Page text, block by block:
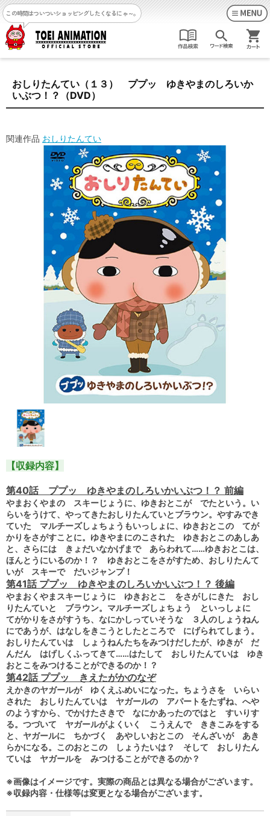
この時間はついついショッピングしたくなるにゃ～。
おしりたんてい（１３） ププッ ゆきやまのしろいか
いぶつ！？（DVD）
関連作品 おしりたんてい
【収録内容】
第40話 ププッ ゆきやまのしろいかいぶつ！？ 前編
やまおくやまの スキーじょうに、ゆきおとこが でたという。い
らいをうけて、やってきたおしりたんていとブラウン。やすみでき
ていた マルチーズしょちょうもいっしょに、ゆきおとこの てが
かりをさがすことに。ゆきやまにのこされた ゆきおとこのあしあ
と、さらには きょだいなかげまで あらわれて……ゆきおとこは、
ほんとうにいるのか！？ ゆきおとこをさがすため、おしりたんて
いが スキーで だいジャンプ！
第41話 ププッ ゆきやまのしろいかいぶつ！？ 後編
やまおくやまスキーじょうに ゆきおとこ をさがしにきた おし
りたんていと ブラウン。マルチーズしょちょう といっしょに
てがかりをさがすうち、なにかしっていそうな ３人のしょうねん
にであうが、はなしをきこうとしたところで にげられてしまう。
おしりたんていは しょうねんたちをみつけだしたが、ゆきが だ
んだん はげしくふってきて……はたして おしりたんていは ゆき
おとこをみつけることができるのか！？
第42話 ププッ きえたがかのなぞ
えかきのヤガールが ゆくえふめいになった。ちょうさを いらい
された おしりたんていは ヤガールの アパートをたずね、へや
のようすから、でかけたさきで なにかあったのではと すいりす
る。つづいて ヤガールがよくいく こうえんで ききこみをする
と、ヤガールに ちかづく あやしいおとこの そんざいが あき
らかになる。このおとこの しょうたいは？ そして おしりたん
ていは ヤガールを みつけることができるのか？
※画像はイメージです。実際の商品とは異なる場合がございます。
※収録内容・仕様等は変更となる場合がございます。